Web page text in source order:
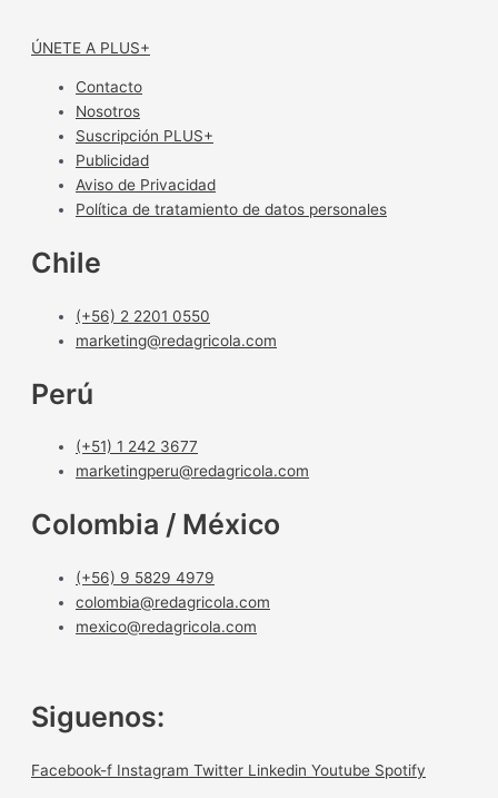
ÚNETE A PLUS+
Contacto
Nosotros
Suscripción PLUS+
Publicidad
Aviso de Privacidad
Política de tratamiento de datos personales
Chile
(+56) 2 2201 0550
marketing@redagricola.com
Perú
(+51) 1 242 3677
marketingperu@redagricola.com
Colombia / México
(+56) 9 5829 4979
colombia@redagricola.com
mexico@redagricola.com
Siguenos:
Facebook-f Instagram Twitter Linkedin Youtube Spotify